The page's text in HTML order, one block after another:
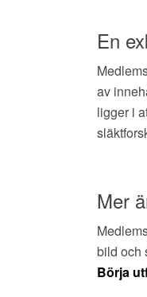
En
av
ligger i
Mer
bild och
Börja